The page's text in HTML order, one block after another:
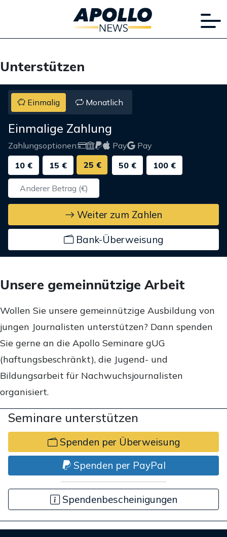
Unterstützen
Einmalig Monatlich
Einmalige Zahlung
Zahlungsoptionen: Pay
Pay
10 €
15 € 25 € 50 € 100 €
Weiter zum Zahlen
Bank-Überweisung
Unsere gemeinnützige Arbeit
Wollen Sie unsere gemeinnützige Ausbildung von
jungen Journalisten unterstützen? Dann spenden
Sie gerne an die Apollo Seminare gUG
(haftungsbeschränkt), die Jugend- und
Bildungsarbeit für Nachwuchsjournalisten
organisiert.
Seminare unterstützen
Spenden per Überweisung
Spenden per PayPal
Spendenbescheinigungen